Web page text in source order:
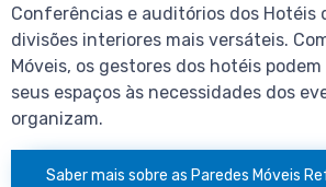
Conferências e auditórios dos Hotéis
divisões interiores mais versáteis.
Móveis, os gestores dos hotéis
seus espaços às necessidades dos
organizam.
Saber mais sobre as Paredes Móveis